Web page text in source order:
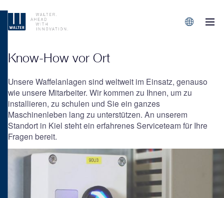
Know-How vor Ort
Unsere Waffelanlagen sind weltweit im Einsatz, genauso
wie unsere Mitarbeiter. Wir kommen zu Ihnen, um zu
installieren, zu schulen und Sie ein ganzes
Maschinenleben lang zu unterstützen. An unserem
Standort in Kiel steht ein erfahrenes Serviceteam für Ihre
Fragen bereit.